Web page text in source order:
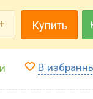
Купить
В